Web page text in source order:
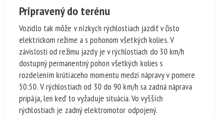
Pripravený do terénu
Vozidlo tak môže v nízkych rýchlostiach jazdiť v čisto
elektrickom režime a s pohonom všetkých kolies. V
závislosti od režimu jazdy je v rýchlostiach do 30 km/h
dostupný permanentný pohon všetkých kolies s
rozdelením krútiaceho momentu medzi nápravy v pomere
50:50. V rýchlostiach od 30 do 90 km/h sa zadná náprava
pripája, len keď to vyžaduje situácia. Vo vyšších
rýchlostiach je zadný elektromotor odpojený.